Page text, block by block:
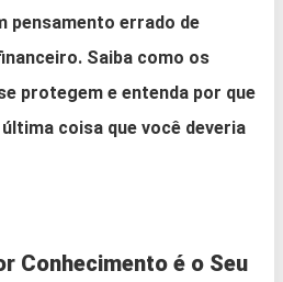
pensamento errado de
Saiba como os
protegem e entenda por que
coisa que você deveria
Conhecimento é o Seu